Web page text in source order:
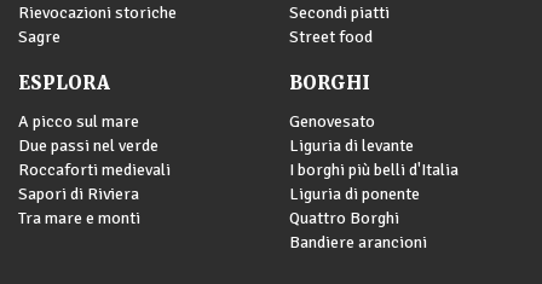
Rievocazioni storiche
Sagre
Secondi piatti
Street food
ESPLORA
A picco sul mare
Due passi nel verde
Roccaforti medievali
Sapori di Riviera
Tra mare e monti
BORGHI
Genovesato
Liguria di levante
I borghi più belli d'Italia
Liguria di ponente
Quattro Borghi
Bandiere arancioni